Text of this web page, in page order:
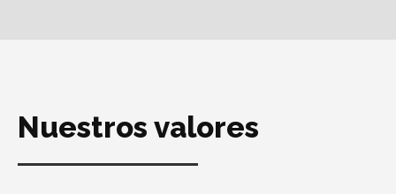
Nuestros valores